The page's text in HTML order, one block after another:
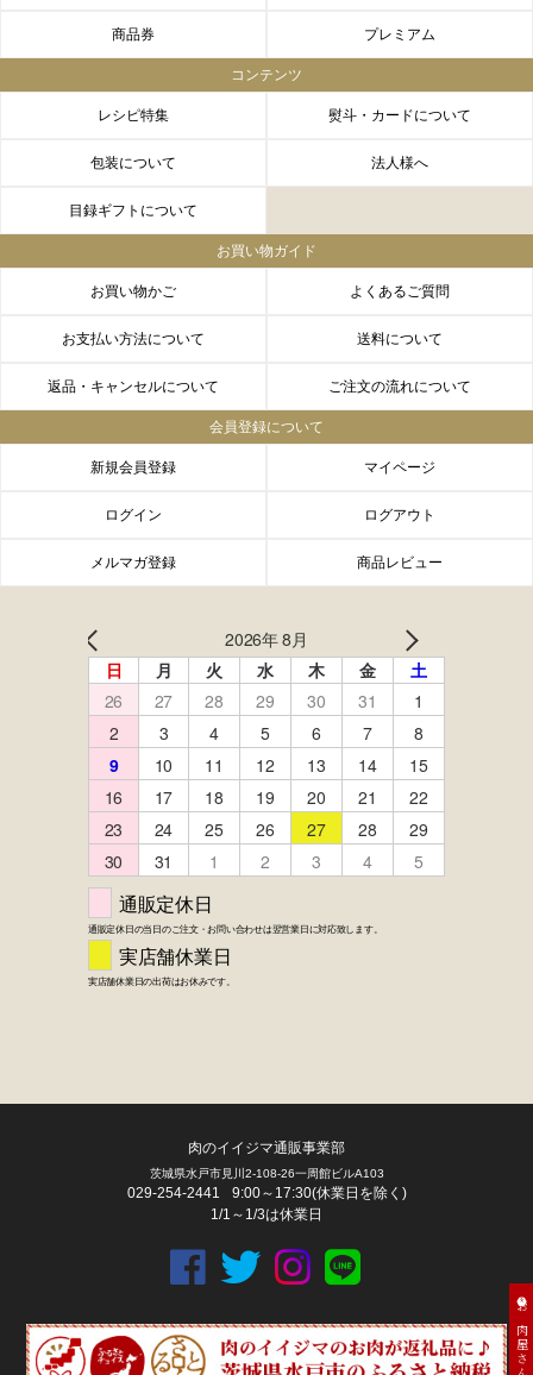
FACEBOOK twitter instagram LINE
お肉屋さん
商品券 プレミアム
コンテンツ
レシピ特集 熨斗・カードについて
包装について 法人様へ
目録ギフトについて
お買い物ガイド
お買い物かご よくあるご質問
お支払い方法について 送料について
返品・キャンセルについて ご注文の流れについて
会員登録について
新規会員登録 マイページ
ログイン ログアウト
メルマガ登録 商品レビュー
肉のイイジマ通販事業部
茨城県水戸市見川2-108-26一周館ビルA103
029-254-2441
9:00～17:30(休業日を除く)
1/1～1/3は休業日